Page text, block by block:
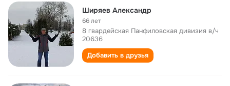
Ширяев Александр
66 лет
8 гвардейская Панфиловская дивизия в/ч
20636
Добавить в друзья